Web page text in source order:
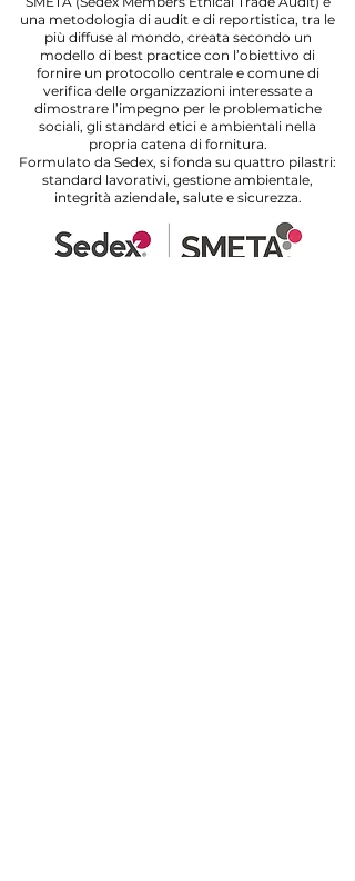
una metodologia di audit e di reportistica, tra le
più diffuse al mondo, creata secondo un
modello di best practice con l’obiettivo di
fornire un protocollo centrale e comune di
verifica delle organizzazioni interessate a
dimostrare l’impegno per le problematiche
sociali, gli standard etici e ambientali nella
propria catena di fornitura.
Formulato da Sedex, si fonda su quattro pilastri:
standard lavorativi, gestione ambientale,
integrità aziendale, salute e sicurezza.